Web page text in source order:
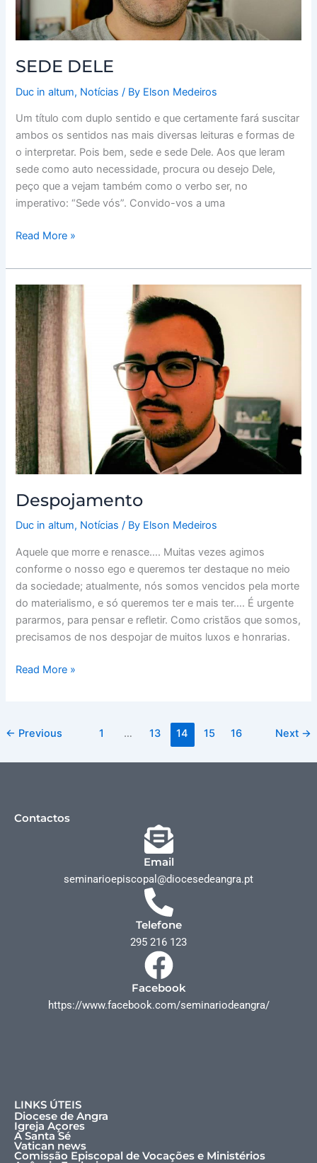
SEDE DELE
Duc in altum, Notícias / By Elson Medeiros
Um título com duplo sentido e que certamente fará suscitar
ambos os sentidos nas mais diversas leituras e formas de
o interpretar. Pois bem, sede e sede Dele. Aos que leram
sede como auto necessidade, procura ou desejo Dele,
peço que a vejam também como o verbo ser, no
imperativo: “Sede vós”. Convido-vos a uma
Read More »
Despojamento
Duc in altum, Notícias / By Elson Medeiros
Aquele que morre e renasce…. Muitas vezes agimos
conforme o nosso ego e queremos ter destaque no meio
da sociedade; atualmente, nós somos vencidos pela morte
do materialismo, e só queremos ter e mais ter…. É urgente
pararmos, para pensar e refletir. Como cristãos que somos,
precisamos de nos despojar de muitos luxos e honrarias.
Despojamento
Read More »
← Previous 1 … 13 14 15 16 Next →
Contactos
Email
seminarioepiscopal@diocesedeangra.pt
Telefone
295 216 123
Facebook
https://www.facebook.com/seminariodeangra/
LINKS ÚTEIS
Diocese de Angra
Igreja Açores
A Santa Sé
Vatican news
Comissão Episcopal de Vocações e Ministérios